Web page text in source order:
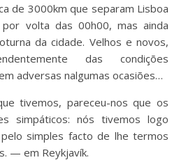
de 3000km que separam Lisboa
por volta das 00h00, mas ainda
da cidade. Velhos e novos,
das condições
adversas nalgumas ocasiões…
tivemos, pareceu-nos que os
simpáticos: nós tivemos logo
pelo simples facto de lhe termos
— em Reykjavík.